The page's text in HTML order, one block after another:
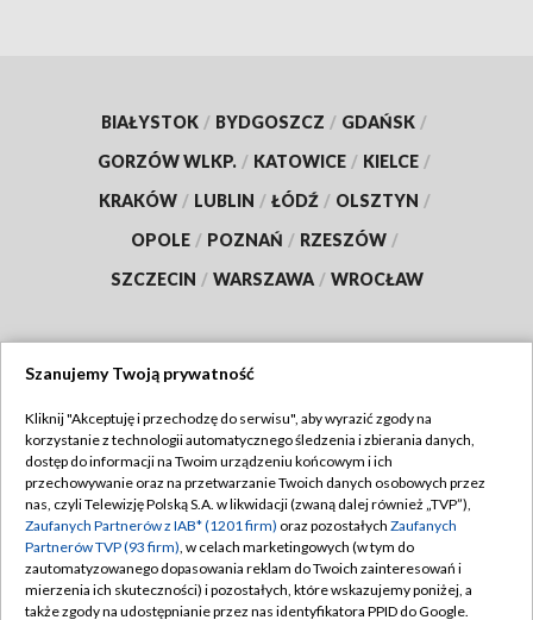
BIAŁYSTOK / BYDGOSZCZ / GDAŃSK /
GORZÓW WLKP. / KATOWICE / KIELCE /
KRAKÓW / LUBLIN / ŁÓDŹ / OLSZTYN /
OPOLE / POZNAŃ / RZESZÓW /
SZCZECIN / WARSZAWA / WROCŁAW
TVP
Abonament TVP
Emisja w TVP
Centrum informacji TVP
Naziemna Telewizja Cyfrowa
Regulamin TVP
Polityka prywatności
Moje zgody
Pomoc
Szanujemy Twoją prywatność
Kliknij "Akceptuję i przechodzę do serwisu", aby wyrazić zgody na
korzystanie z technologii automatycznego śledzenia i zbierania danych,
dostęp do informacji na Twoim urządzeniu końcowym i ich
przechowywanie oraz na przetwarzanie Twoich danych osobowych przez
nas, czyli Telewizję Polską S.A. w likwidacji (zwaną dalej również „TVP”),
Zaufanych Partnerów z IAB* (1201 firm) oraz pozostałych Zaufanych
Partnerów TVP (93 firm), w celach marketingowych (w tym do
zautomatyzowanego dopasowania reklam do Twoich zainteresowań i
mierzenia ich skuteczności) i pozostałych, które wskazujemy poniżej, a
także zgody na udostępnianie przez nas identyfikatora PPID do Google.